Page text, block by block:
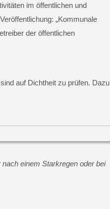
im öffentlichen und
„Kommunale
der öffentlichen
auf Dichtheit zu prüfen. Dazu
einem Starkregen oder bei